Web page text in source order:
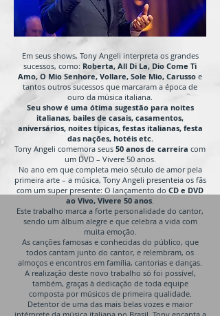
Em seus shows, Tony Angeli interpreta os grandes
sucessos, como: Roberta, All Di La, Dio Come Ti
Amo, O Mio Senhore, Vollare, Sole Mio, Carusso e
tantos outros sucessos que marcaram a época de
ouro da música italiana.
Seu show é uma ótima sugestão para noites
italianas, bailes de casais, casamentos,
aniversários, noites típicas, festas italianas, festa
das nações, hotéis etc.
Tony Angeli comemora seus 50 anos de carreira com
um DVD – Vivere 50 anos.
No ano em que completa meio século de amor pela
primeira arte – a música, Tony Angeli presenteia os fãs
com um super presente: O lançamento do CD e DVD
ao Vivo, Vivere 50 anos.
Este trabalho marca a forte personalidade do cantor,
sendo um álbum alegre e que celebra a vida com
muita emoção.
As canções famosas e conhecidas do público, que
todos cantam junto do cantor, e relembram, os
almoços e encontros em família, cantorias e danças.
A realização deste novo trabalho só foi possível,
também, graças à dedicação de toda equipe
composta por músicos de primeira qualidade.
Detentor de uma das mais belas vozes e maior